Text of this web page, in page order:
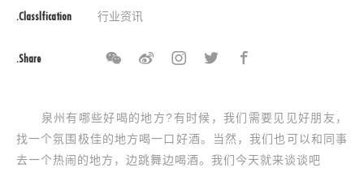
.Classlfication 行业资讯
.Share
泉州有哪些好喝的地方?有时候，我们需要见见好朋友，
找一个氛围极佳的地方喝一口好酒。当然，我们也可以和同事
去一个热闹的地方，边跳舞边喝酒。我们今天就来谈谈吧